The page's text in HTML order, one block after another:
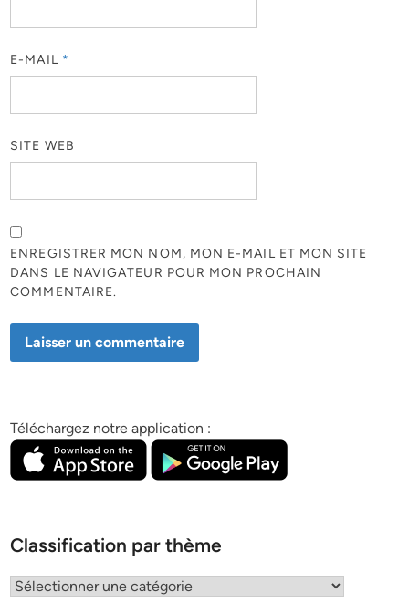
E-MAIL *
SITE WEB
ENREGISTRER MON NOM, MON E-MAIL ET MON SITE
DANS LE NAVIGATEUR POUR MON PROCHAIN
COMMENTAIRE.
Téléchargez notre application :
Classification par thème
Classification